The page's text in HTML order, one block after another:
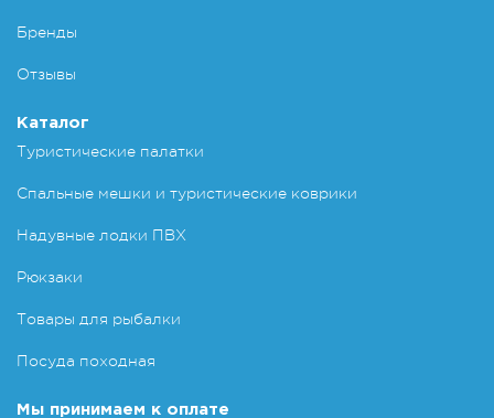
Бренды
Отзывы
Каталог
Туристические палатки
Спальные мешки и туристические коврики
Надувные лодки ПВХ
Рюкзаки
Товары для рыбалки
Посуда походная
Мы принимаем к оплате